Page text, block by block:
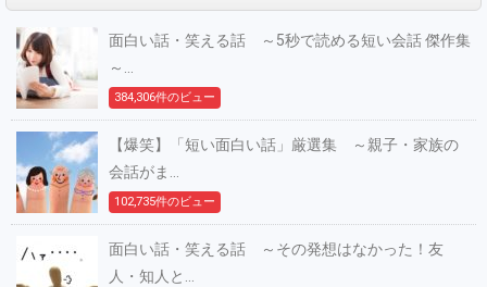
面白い話・笑える話 ～5秒で読める短い会話 傑作集
～...
384,306件のビュー
【爆笑】「短い面白い話」厳選集 ～親子・家族の
会話がま...
102,735件のビュー
面白い話・笑える話 ～その発想はなかった！友
人・知人と...